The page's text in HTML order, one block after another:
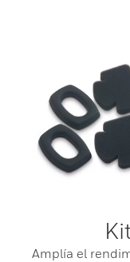
Amplía el